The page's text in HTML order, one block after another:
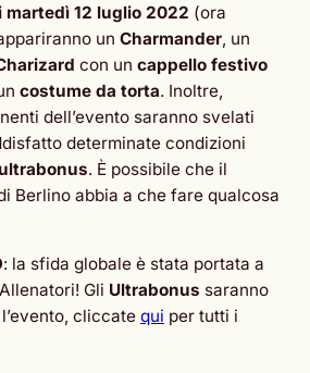
12 luglio 2022 (ora
un Charmander, un
con un cappello festivo
costume da torta. Inoltre,
dell’evento saranno svelati
determinate condizioni
. È possibile che il
Berlino abbia a che fare qualcosa
: la sfida globale è stata portata a
Gli Ultrabonus saranno
cliccate qui per tutti i